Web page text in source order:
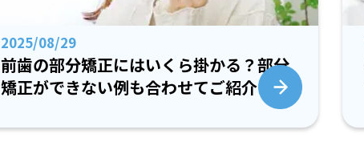
2025/08/29
前歯の部分矯正にはいくら掛かる？部分
矯正ができない例も合わせてご紹介